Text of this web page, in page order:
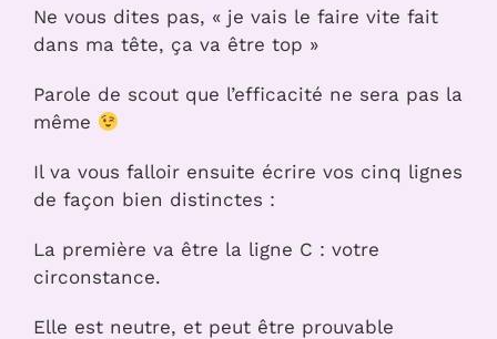
Ne vous dites pas, « je vais le faire vite fait
dans ma tête, ça va être top »
Parole de scout que l’efficacité ne sera pas la
même
Il va vous falloir ensuite écrire vos cinq lignes
de façon bien distinctes :
La première va être la ligne C : votre
circonstance.
Elle est neutre, et peut être prouvable